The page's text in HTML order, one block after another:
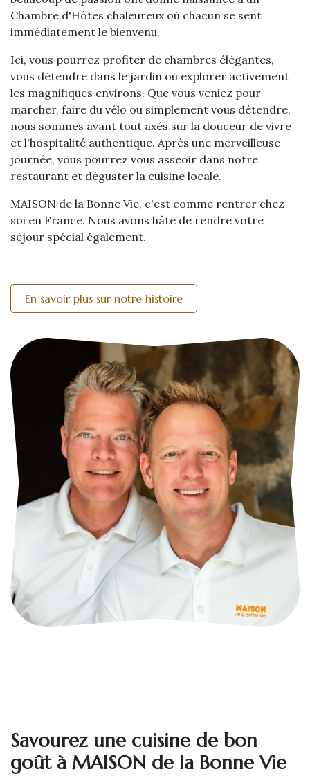
Chambre d'Hòtes chaleureux où chacun se sent
immédiatement le bienvenu.
Ici, vous pourrez profiter de chambres élégantes,
vous détendre dans le jardin ou explorer activement
les magnifiques environs. Que vous veniez pour
marcher, faire du vélo ou simplement vous détendre,
nous sommes avant tout axés sur la douceur de vivre
et l'hospitalité authentique. Après une merveilleuse
journée, vous pourrez vous asseoir dans notre
restaurant et déguster la cuisine locale.
MAISON de la Bonne Vie, c'est comme rentrer chez
soi en France. Nous avons hâte de rendre votre
séjour spécial également.
En savoir plus sur notre histoire
Savourez une cuisine de bon
goût à MAISON de la Bonne Vie